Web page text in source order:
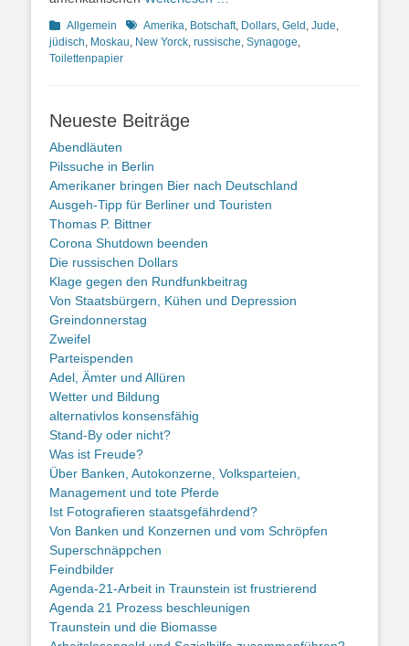
Kategorien
Allgemein Schlagworte
Amerika Botschaft, Dollars Geld Jude
jüdisch Moskau New Yorck russische Synagoge
Toilettenpapier
Neueste Beiträge
Abendläuten
Pilssuche in Berlin
Amerikaner bringen Bier nach Deutschland
Ausgeh-Tipp für Berliner und Touristen
Thomas P. Bittner
Corona Shutdown beenden
Die russischen Dollars
Klage gegen den Rundfunkbeitrag
Von Staatsbürgern, Kühen und Depression
Greindonnerstag
Zweifel
Parteispenden
Adel, Ämter und Allüren
Wetter und Bildung
alternativlos konsensfähig
Stand-By oder nicht?
Was ist Freude?
Über Banken, Autokonzerne, Volksparteien,
Management und tote Pferde
Ist Fotografieren staatsgefährdend?
Von Banken und Konzernen und vom Schröpfen
Superschnäppchen
Feindbilder
Agenda-21-Arbeit in Traunstein ist frustrierend
Agenda 21 Prozess beschleunigen
Traunstein und die Biomasse